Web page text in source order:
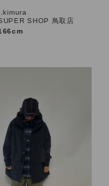
予約商品
庫なし含む
SHOP 鳥取店